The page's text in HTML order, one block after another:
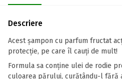
Descriere
Acest șampon cu parfum fructat
protecție, pe care îl cauți de mult!
Formula sa conține ulei de rodie
culoarea părului, curățându-l fără